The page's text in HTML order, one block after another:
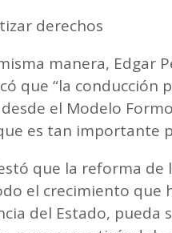
derechos
manera, Edgar
que “la conducción
el Modelo
es tan importante
que la reforma de
el crecimiento que
del Estado, pueda